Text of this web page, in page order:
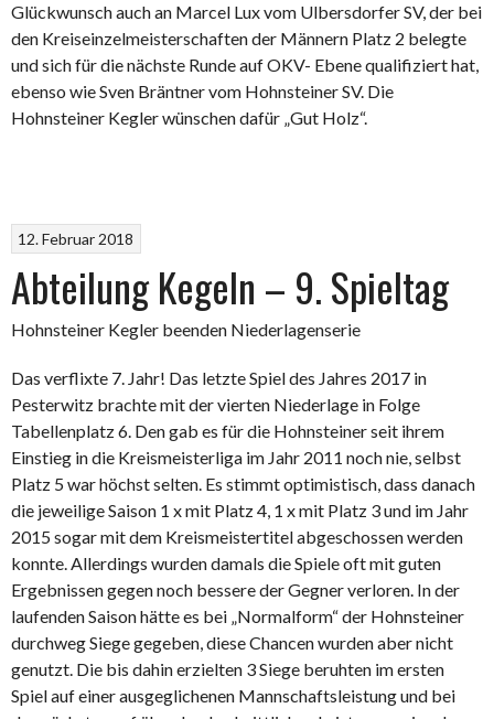
Glückwunsch auch an Marcel Lux vom Ulbersdorfer SV, der bei
den Kreiseinzelmeisterschaften der Männern Platz 2 belegte
und sich für die nächste Runde auf OKV- Ebene qualifiziert hat,
ebenso wie Sven Bräntner vom Hohnsteiner SV. Die
Hohnsteiner Kegler wünschen dafür „Gut Holz“.
12. Februar 2018
Abteilung Kegeln – 9. Spieltag
Hohnsteiner Kegler beenden Niederlagenserie
Das verflixte 7. Jahr! Das letzte Spiel des Jahres 2017 in
Pesterwitz brachte mit der vierten Niederlage in Folge
Tabellenplatz 6. Den gab es für die Hohnsteiner seit ihrem
Einstieg in die Kreismeisterliga im Jahr 2011 noch nie, selbst
Platz 5 war höchst selten. Es stimmt optimistisch, dass danach
die jeweilige Saison 1 x mit Platz 4, 1 x mit Platz 3 und im Jahr
2015 sogar mit dem Kreismeistertitel abgeschossen werden
konnte. Allerdings wurden damals die Spiele oft mit guten
Ergebnissen gegen noch bessere der Gegner verloren. In der
laufenden Saison hätte es bei „Normalform“ der Hohnsteiner
durchweg Siege gegeben, diese Chancen wurden aber nicht
genutzt. Die bis dahin erzielten 3 Siege beruhten im ersten
Spiel auf einer ausgeglichenen Mannschaftsleistung und bei